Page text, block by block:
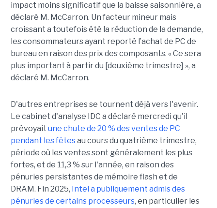
impact moins significatif que la baisse saisonnière, a
déclaré M. McCarron. Un facteur mineur mais
croissant a toutefois été la réduction de la demande,
les consommateurs ayant reporté l’achat de PC de
bureau en raison des prix des composants. « Ce sera
plus important à partir du [deuxième trimestre] », a
déclaré M. McCarron.
D'autres entreprises se tournent déjà vers l'avenir.
Le cabinet d'analyse IDC a déclaré mercredi qu'il
prévoyait une chute de 20 % des ventes de PC
pendant les fêtesau cours du quatrième trimestre,
période où les ventes sont généralement les plus
fortes, et de 11,3 % sur l'année, en raison des
pénuries persistantes de mémoire flash et de
DRAM. Fin 2025, Intel a publiquement admis des
pénuries de certains processeurs, en particulier les